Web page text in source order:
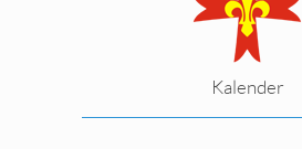
Kalender